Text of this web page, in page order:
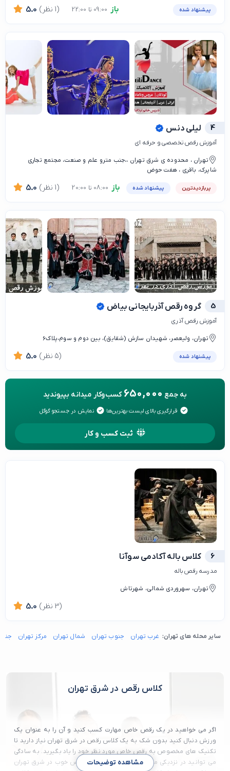
پیشنهاد شده باز 5.0 (1 نظر)
4 لیلی دنس
آموزش رقص تخصصی و حرفه ای
تهران ، محدوده ی شرق تهران ،،جنب مترو علم و صنعت، مجتمع تجاری
شاپرک، باقری ، هفت حوض
پربازدیدترین پیشنهاد شده باز 5.0 (1 نظر)
5 گروه رقص آذربایجانی بیاض
آموزش رقص آذری
تهران، ولیعصر، شهیدان سازش (شقایق)، بین دوم و سوم،پلاک6
پیشنهاد شده 5.0 (5 نظر)
به جمع 650,000 کسب‌وکار میدانه بپیوندید
قرارگیری بالای لیست بهترین‌ها نمایش در جستجو گوگل
ثبت کسب و کار
6 کلاس باله آکادمی سوآنا
مدرسه رقص باله
تهران، سهروردی شمالی، شهرتاش
5.0 (3 نظر)
سایر محله های تهران: غرب تهران جنوب تهران شمال تهران مرکز تهران
کلاس رقص در شرق تهران
اگر می خواهید در یک رقص خاص مهارت کسب کنید و آن را به عنوان یک
ورزش دنبال کنید بدون شک به یک کلاس رقص در شرق تهران نیاز دارید تا
تکنیک های مخصوص به رقص خاص مورد نظر خود را یاد بگیرید. به سادگی
می توانید در نزدیکی محل زندگی خود یک کلاس رقص خوب در شرق تهران
مشاهده توضیحات